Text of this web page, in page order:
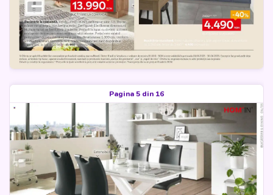
Pagina 5 din 16